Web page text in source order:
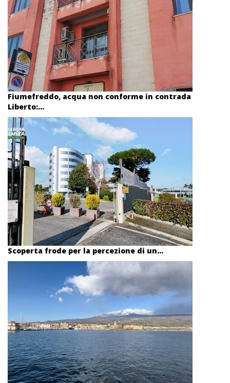
Fiumefreddo, acqua non conforme in contrada
Liberto:...
Scoperta frode per la percezione di un...